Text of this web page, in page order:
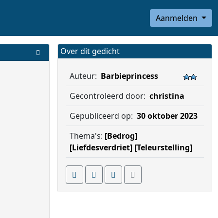
Aanmelden
Over dit gedicht
Auteur: Barbieprincess
Gecontroleerd door: christina
Gepubliceerd op: 30 oktober 2023
Thema's: [Bedrog]
[Liefdesverdriet] [Teleurstelling]